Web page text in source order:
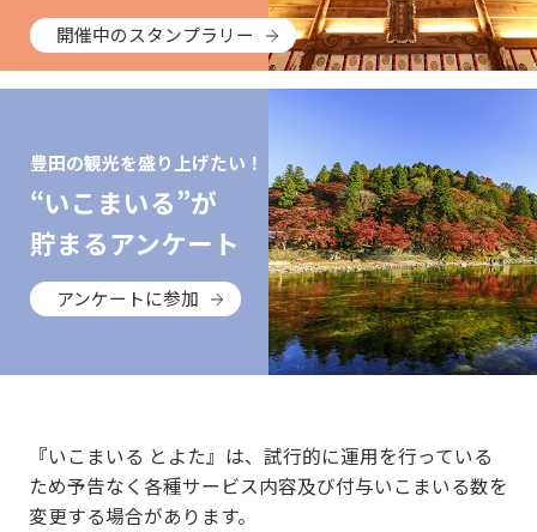
開催中のスタンプラリー
豊田の観光を盛り上げたい！
“いこまいる”が
貯まるアンケート
アンケートに参加
『いこまいる とよた』は、試行的に運用を行っている
ため予告なく各種サービス内容及び付与いこまいる数を
変更する場合があります。